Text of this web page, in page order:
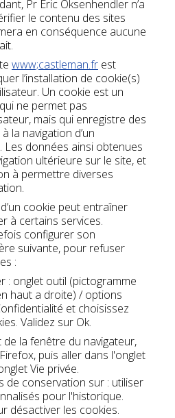
Pr Eric Oksenhendler n’a
le contenu des sites
en conséquence aucune
www;castleman.fr est
l’installation de cookie(s)
Un cookie est un
ne permet pas
mais qui enregistre des
la navigation d’un
Les données ainsi obtenues
ultérieure sur le site, et
à permettre diverses
cookie peut entraîner
à certains services.
configurer son
suivante, pour refuser
:
: onglet outil (pictogramme
haut a droite) / options
et choisissez
Validez sur Ok.
la fenêtre du navigateur,
puis aller dans l'onglet
Vie privée.
de conservation sur : utiliser
pour l'historique.
désactiver les cookies.